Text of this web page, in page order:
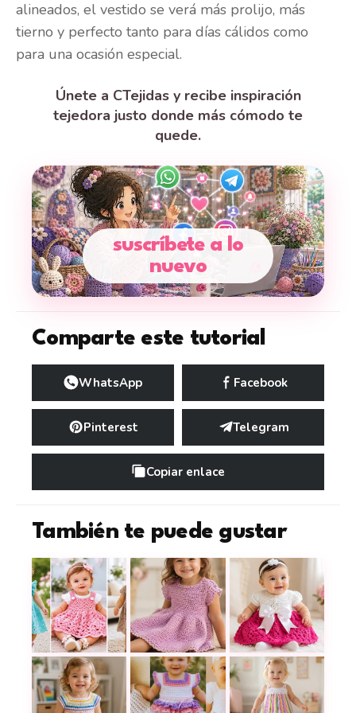
alineados, el vestido se verá más prolijo, más
tierno y perfecto tanto para días cálidos como
para una ocasión especial.
Únete a CTejidas y recibe inspiración
tejedora justo donde más cómodo te
quede.
suscríbete a lo
nuevo
Comparte este tutorial
WhatsApp Facebook
Pinterest Telegram
Copiar enlace
También te puede gustar
Los 18 vestidos de bebé más coquetos que
Cómo tejer un vestido lila a
Cómo tejer un